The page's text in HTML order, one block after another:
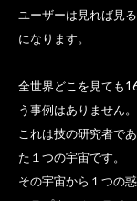
ユーザーは見れば見
になります。
全世界どこを見ても
う事例はありません。
これは技の研究者で
た１つの宇宙です。
その宇宙から１つの